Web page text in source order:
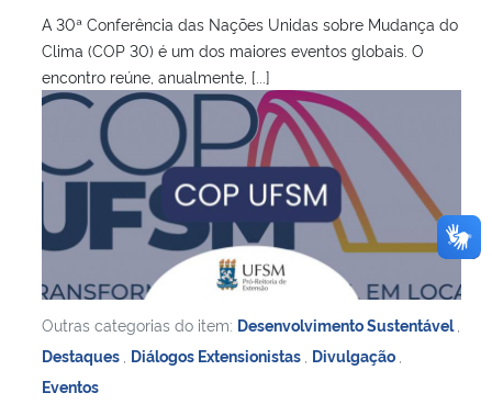
A 30ª Conferência das Nações Unidas sobre Mudança do
Clima (COP 30) é um dos maiores eventos globais. O
encontro reúne, anualmente, [...]
Outras categorias do item: Desenvolvimento Sustentável
Destaques Diálogos Extensionistas Divulgação
Eventos